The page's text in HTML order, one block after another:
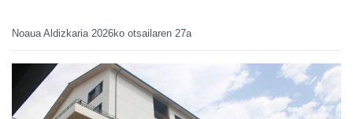
Noaua Aldizkaria 2026ko otsailaren 27a